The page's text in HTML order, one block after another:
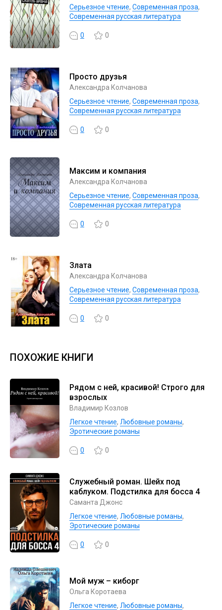
Серьезное чтение, Современная проза,
Современная русская литература
0 0
Просто друзья
Александра Колчанова
Серьезное чтение, Современная проза,
Современная русская литература
0 0
Максим и компания
Александра Колчанова
Серьезное чтение, Современная проза,
Современная русская литература
0 0
Злата
Александра Колчанова
Серьезное чтение, Современная проза,
Современная русская литература
0 0
ПОХОЖИЕ КНИГИ
Рядом с ней, красивой! Строго для
взрослых
Владимир Козлов
Легкое чтение, Любовные романы,
Эротические романы
0 0
Служебный роман. Шейх под
каблуком. Подстилка для босса 4
Саманта Джонс
Легкое чтение, Любовные романы,
Эротические романы
0 0
Мой муж – киборг
Ольга Коротаева
Легкое чтение, Любовные романы,